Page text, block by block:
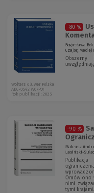
-80 %
Bogusława
Czajor, Maciej
Wolters Kluwer Polska
ABC-0542 W07P01
Rok publikacji: 2025
-90 %
Mateusz
Lasiński-
Omówiono
nimi
tymi krajami.